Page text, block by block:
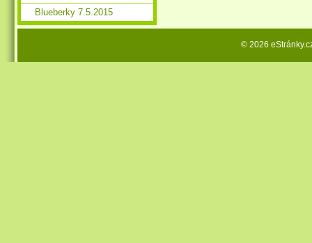
Blueberky 7.5.2015
© 2026